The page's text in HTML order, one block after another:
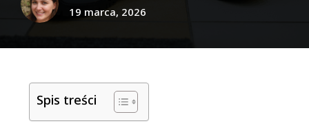
19 marca, 2026
Spis treści